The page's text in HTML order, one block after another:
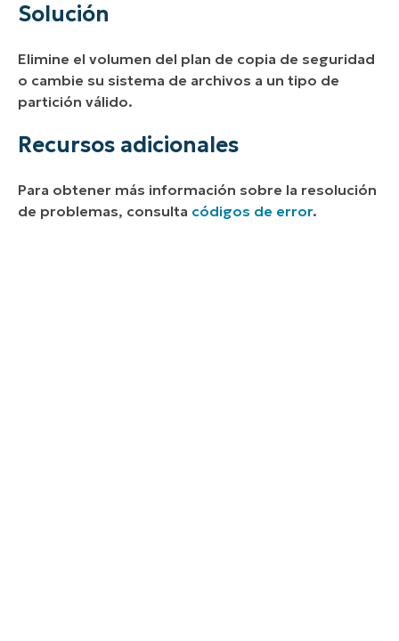
Solución
Elimine el volumen del plan de copia de seguridad
o cambie su sistema de archivos a un tipo de
partición válido.
Recursos adicionales
Para obtener más información sobre la resolución
de problemas, consulta códigos de error.